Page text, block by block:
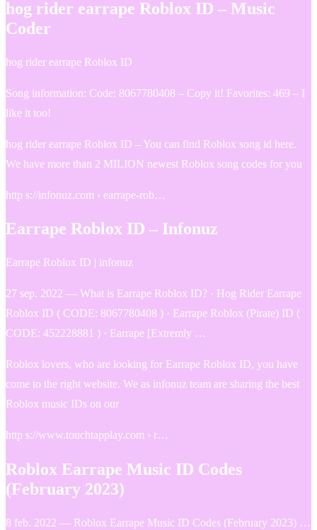
hog rider earrape Roblox ID – Music
Coder
hog rider earrape Roblox ID
Song information: Code: 8067780408 – Copy it! Favorites: 469 – I
like it too!
hog rider earrape Roblox ID – You can find Roblox song id here.
We have more than 2 MILION newest Roblox song codes for you
http s://infonuz.com › earrape-rob…
Earrape Roblox ID – Infonuz
Earrape Roblox ID | infonuz
27 sep. 2022 — What is Earrape Roblox ID? · Hog Rider Earrape
Roblox ID ( CODE: 8067780408 ) · Earrape Roblox (Pirate) ID (
CODE: 452228881 ) · Earrape [Extremly …
Roblox lovers, who are looking for Earrape Roblox ID, you have
come to the right website. We as infonuz team are sharing the best
Roblox music IDs on our
http s://www.touchtapplay.com › r…
Roblox Earrape Music ID Codes
(February 2023)
8 feb. 2022 — Roblox Earrape Music ID Codes (February 2023) …